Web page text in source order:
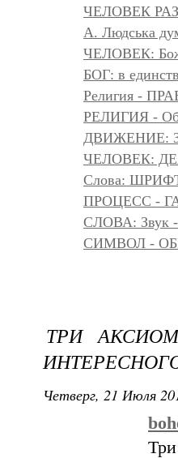
ЧЕЛОВЕК
A. Людська
ЧЕЛОВЕК:
БОГ: в
Религия -
РЕЛИГИЯ -
ДВИЖЕНИЕ:
ЧЕЛОВЕК:
Слова:
ПРОЦЕСС -
СЛОВА: Звук -
СИМВОЛ -
ТРИ
Четверг, 21 Июля